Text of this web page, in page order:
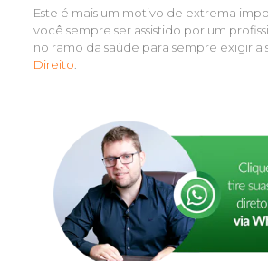
Este é mais um motivo de extrema
você sempre ser assistido por um
no ramo da saúde para sempre exigir a
Direito.